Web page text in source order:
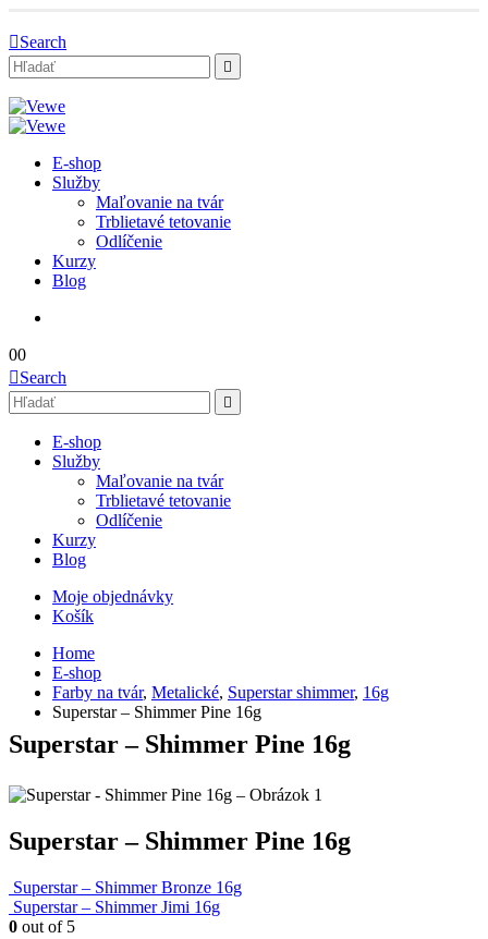
Search
E-shop
Služby
Maľovanie na tvár
Trblietavé tetovanie
Odlíčenie
Kurzy
Blog
00
Search
E-shop
Služby
Maľovanie na tvár
Trblietavé tetovanie
Odlíčenie
Kurzy
Blog
Moje objednávky
Košík
Home
E-shop
Farby na tvár, Metalické, Superstar shimmer, 16g
Superstar – Shimmer Pine 16g
Superstar – Shimmer Pine 16g
Superstar – Shimmer Pine 16g
Superstar – Shimmer Bronze 16g
Superstar – Shimmer Jimi 16g
0 out of 5